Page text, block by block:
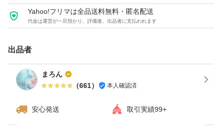
Yahoo!フリマは全品送料無料・匿名配送
代金は運営が一旦預かり、評価後、出品者に支払われます
出品者
まろん
（661） 本人確認済
安心発送 取引実績99+